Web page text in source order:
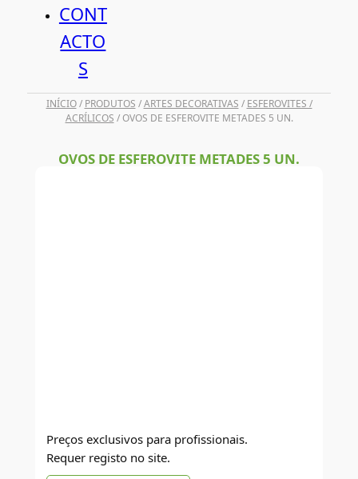
CONT
ACTO
S
INÍCIO/ PRODUTOS /ARTES DECORATIVAS / ESFEROVITES /
ACRÍLICOS / OVOS DE ESFEROVITE METADES 5 UN.
OVOS DE ESFEROVITE METADES 5 UN.
Preços exclusivos para profissionais.
Requer registo no site.